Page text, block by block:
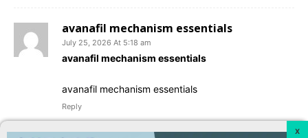
avanafil mechanism essentials
July 25, 2026 At 5:18 am
avanafil mechanism essentials
avanafil mechanism essentials
Reply